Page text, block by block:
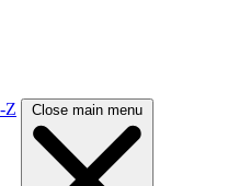
Z Close main menu